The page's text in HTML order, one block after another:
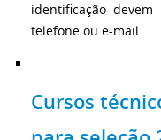
identificação
telefone ou e-mail
Cursos